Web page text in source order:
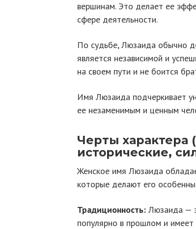
вершинам. Это делает ее
сфере деятельности.
По судьбе, Люзаида обычно
является независимой и
на своем пути и не боится
Имя Люзаида подчеркивает
ее незаменимым и ценным
Черты характера
исторические,
Женское имя Люзаида
которые делают его
Традиционность: Люзаида —
популярно в прошлом и имеет